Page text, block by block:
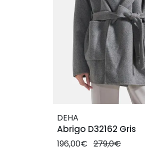
DEHA
Abrigo D32162 Gris
196,00€ 279,0€